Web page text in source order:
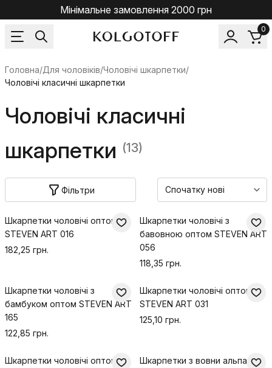
Мінімальне замовлення 2000 грн
0
Головна/Для чоловіків/Чоловічі шкарпетки/
Чоловічі класичні шкарпетки
Чоловічі класичні
шкарпетки (13)
Фільтри
Шкарпетки чоловічі оптом
STEVEN ART 016
182,25 грн.
Шкарпетки чоловічі з
бавовною оптом STEVEN ART
056
118,35 грн.
Шкарпетки чоловічі з
бамбуком оптом STEVEN ART
165
122,85 грн.
Шкарпетки чоловічі оптом
STEVEN ART 031
125,10 грн.
Шкарпетки чоловічі оптом
Шкарпетки з вовни альпаки